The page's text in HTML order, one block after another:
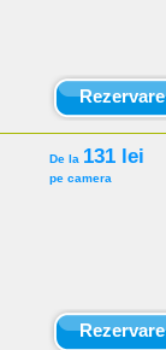
Rezervare
De la 131 lei
pe camera
Rezervare